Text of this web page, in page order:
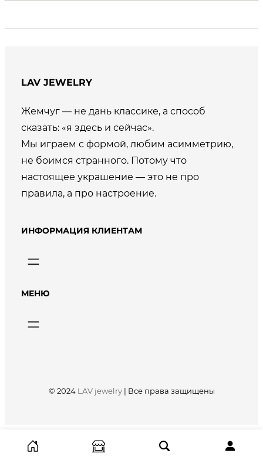
LAV JEWELRY
Жемчуг — не дань классике, а способ
сказать: «я здесь и сейчас».
Мы играем с формой, любим асимметрию,
не боимся странного. Потому что
настоящее украшение — это не про
правила, а про настроение.
ИНФОРМАЦИЯ КЛИЕНТАМ
МЕНЮ
© 2024 LAV jewelry| Все права защищены